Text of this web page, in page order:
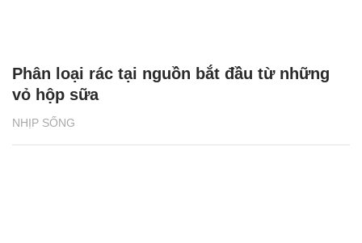
NHỊP SỐNG
Phân loại rác tại nguồn bắt đầu từ những
vỏ hộp sữa